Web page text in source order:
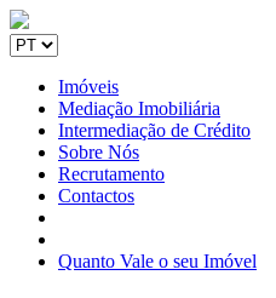
Imóveis
Mediação Imobiliária
Intermediação de Crédito
Sobre Nós
Recrutamento
Contactos
Quanto Vale o seu Imóvel